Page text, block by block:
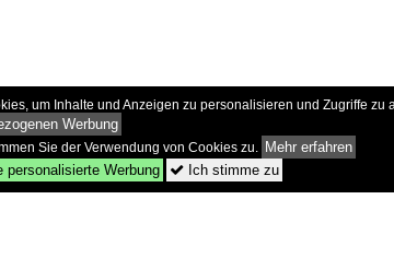
um Inhalte und Anzeigen zu personalisieren und Zugriffe
Werbung
Sie der Verwendung von Cookies zu. Mehr erfahren
personalisierte Werbung  Ich stimme zu